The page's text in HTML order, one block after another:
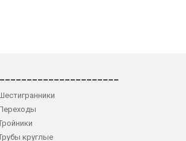
круглые